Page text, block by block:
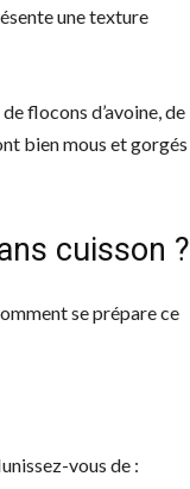
une texture
flocons d’avoine, de
bien mous et gorgés
cuisson ?
se prépare ce
vous de :